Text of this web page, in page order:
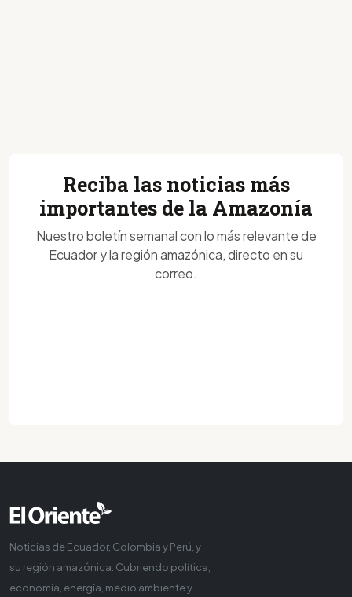
Reciba las noticias más
importantes de la Amazonía
Nuestro boletín semanal con lo más relevante de
Ecuador y la región amazónica, directo en su
correo.
Noticias de Ecuador, Colombia y Perú, y
su región amazónica. Cubriendo política,
economía, energía, medio ambiente y